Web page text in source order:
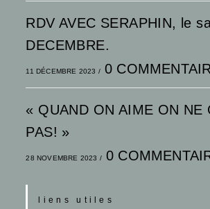
RDV AVEC SERAPHIN, le
DECEMBRE.
11 DÉCEMBRE 2023 / 0
« QUAND ON AIME ON NE
PAS! »
28 NOVEMBRE 2023 / 0
liens utiles